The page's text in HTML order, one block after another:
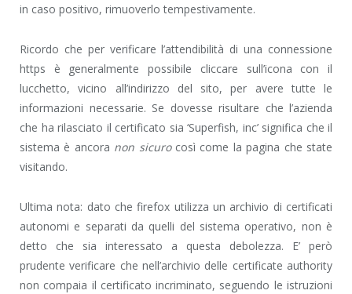
in caso positivo, rimuoverlo tempestivamente.
Ricordo che per verificare l’attendibilità di una connessione
https è generalmente possibile cliccare sull’icona con il
lucchetto, vicino all’indirizzo del sito, per avere tutte le
informazioni necessarie. Se dovesse risultare che l’azienda
che ha rilasciato il certificato sia ‘Superfish, inc’ significa che il
sistema è ancora non sicurocosì come la pagina che state
visitando.
Ultima nota: dato che firefox utilizza un archivio di certificati
autonomi e separati da quelli del sistema operativo, non è
detto che sia interessato a questa debolezza. E’ però
prudente verificare che nell’archivio delle certificate authority
non compaia il certificato incriminato, seguendo le istruzioni